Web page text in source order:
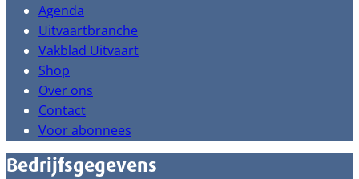
Agenda
Uitvaartbranche
Vakblad Uitvaart
Shop
Over ons
Contact
Voor abonnees
Bedrijfsgegevens